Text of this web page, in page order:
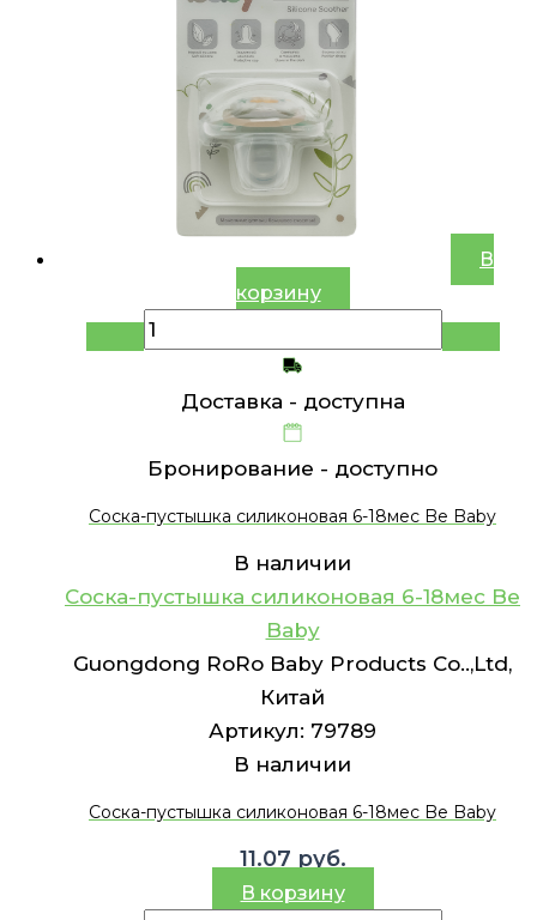
В
корзину
Доставка - доступна
Бронирование - доступно
Соска-пустышка силиконовая 6-18мес Be Baby
В наличии
Соска-пустышка силиконовая 6-18мес Be
Baby
Guongdong RoRo Baby Products Co..,Ltd,
Китай
Артикул: 79789
В наличии
Соска-пустышка силиконовая 6-18мес Be Baby
11.07 руб.
В корзину